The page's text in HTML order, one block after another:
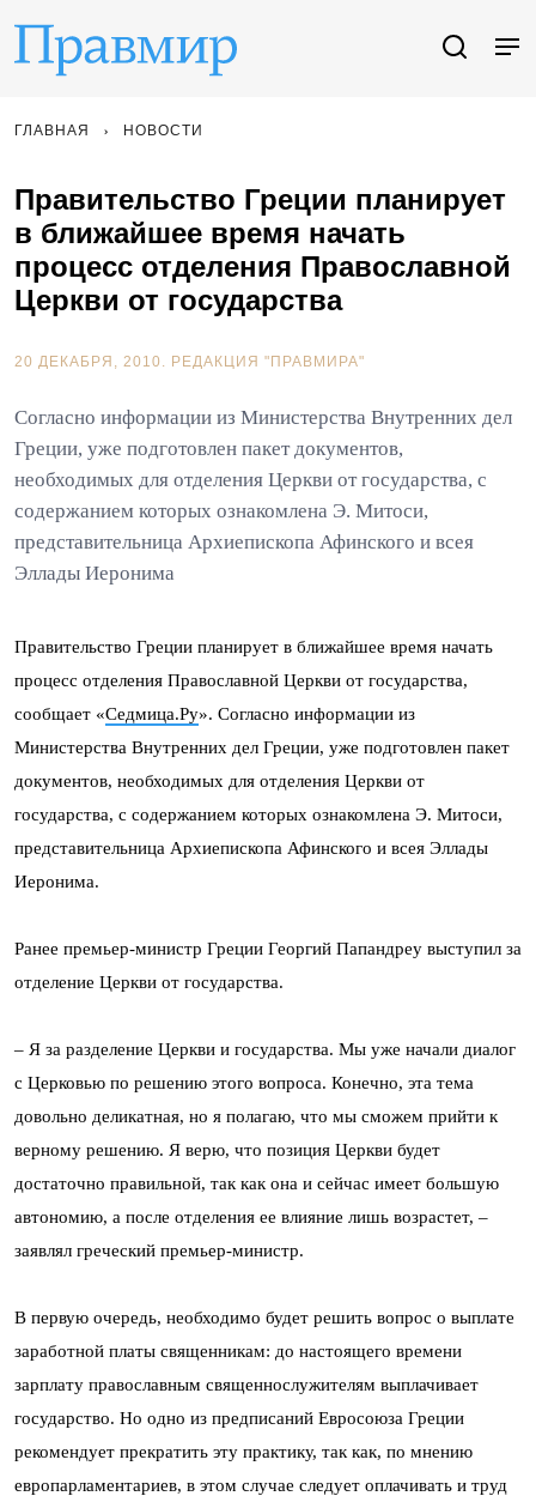
ГЛАВНАЯ НОВОСТИ
Правительство Греции планирует
в ближайшее время начать
процесс отделения Православной
Церкви от государства
20 ДЕКАБРЯ, 2010. РЕДАКЦИЯ "ПРАВМИРА"
Согласно информации из Министерства Внутренних дел
Греции, уже подготовлен пакет документов,
необходимых для отделения Церкви от государства, с
содержанием которых ознакомлена Э. Митоси,
представительница Архиепископа Афинского и всея
Эллады Иеронима
Правительство Греции планирует в ближайшее время начать
процесс отделения Православной Церкви от государства,
сообщает «Седмица.Ру». Согласно информации из
Министерства Внутренних дел Греции, уже подготовлен пакет
документов, необходимых для отделения Церкви от
государства, с содержанием которых ознакомлена Э. Митоси,
представительница Архиепископа Афинского и всея Эллады
Иеронима.
Ранее премьер-министр Греции Георгий Папандреу выступил за
отделение Церкви от государства.
– Я за разделение Церкви и государства. Мы уже начали диалог
с Церковью по решению этого вопроса. Конечно, эта тема
довольно деликатная, но я полагаю, что мы сможем прийти к
верному решению. Я верю, что позиция Церкви будет
достаточно правильной, так как она и сейчас имеет большую
автономию, а после отделения ее влияние лишь возрастет, –
заявлял греческий премьер-министр.
В первую очередь, необходимо будет решить вопрос о выплате
заработной платы священникам: до настоящего времени
зарплату православным священнослужителям выплачивает
государство. Но одно из предписаний Евросоюза Греции
рекомендует прекратить эту практику, так как, по мнению
европарламентариев, в этом случае следует оплачивать и труд